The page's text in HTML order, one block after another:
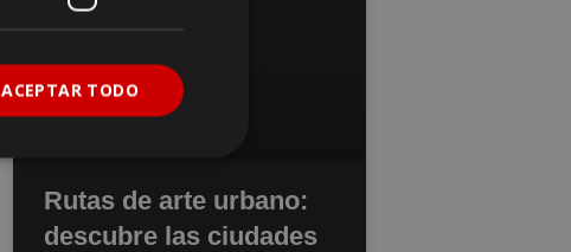
Rutas de arte urbano:
descubre las ciudades
ACEPTAR TODO